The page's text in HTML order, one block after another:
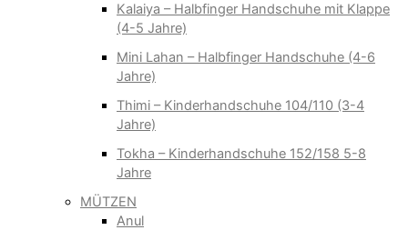
Kalaiya – Halbfinger Handschuhe mit Klappe
(4-5 Jahre)
Mini Lahan – Halbfinger Handschuhe (4-6
Jahre)
Thimi – Kinderhandschuhe 104/110 (3-4
Jahre)
Tokha – Kinderhandschuhe 152/158 5-8
Jahre
MÜTZEN
Anul